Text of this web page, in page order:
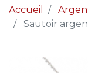
Accueil
Sautoir